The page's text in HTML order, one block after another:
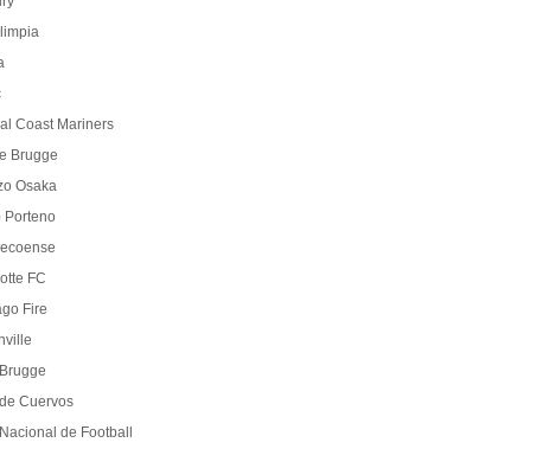
Coast Mariners
Brugge
Osaka
Porteno
FC
Fire
Cuervos
de Football